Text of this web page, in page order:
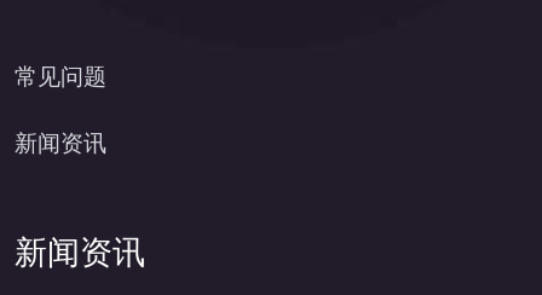
常见问题
新闻资讯
新闻资讯